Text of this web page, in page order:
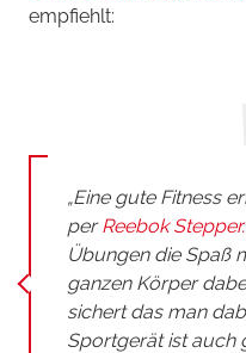
empfiehlt:
„Eine gute Fitness
perReebok Stepper.
Übungen die Spaß
ganzen Körper
sichert das man
Sportgerät ist auch